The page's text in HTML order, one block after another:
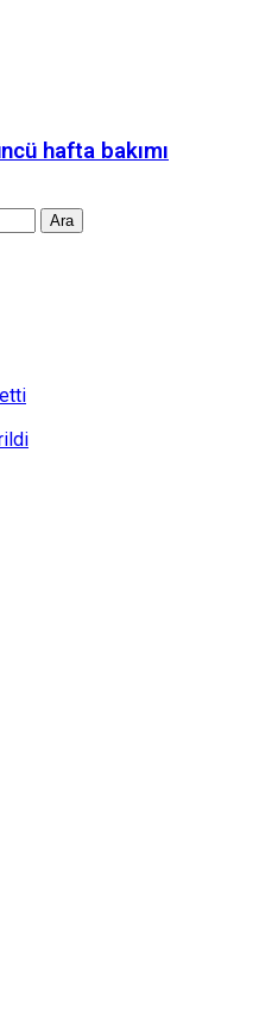
hafta bakımı